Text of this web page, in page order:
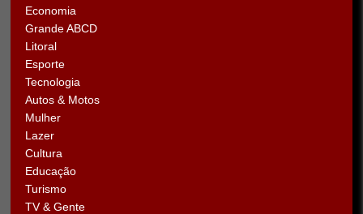
Economia
Grande ABCD
Litoral
Esporte
Tecnologia
Autos & Motos
Mulher
Lazer
Cultura
Educação
Turismo
TV & Gente